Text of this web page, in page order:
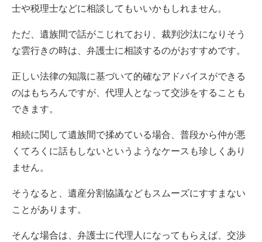
士や税理士などに相談してもいいかもしれません。
ただ、遺族間で話がこじれており、裁判沙汰になりそう
な雲行きの時は、弁護士に相談するのがおすすめです。
正しい法律の知識に基づいて的確なアドバイスができる
のはもちろんですが、代理人となって交渉をすることも
できます。
相続に関して遺族間で揉めている場合、普段から仲が悪
くてろくに話もしないというようなケースも珍しくあり
ません。
そうなると、遺産分割協議などもスムーズにすすまない
ことがあります。
そんな場合は、弁護士に代理人になってもらえば、交渉